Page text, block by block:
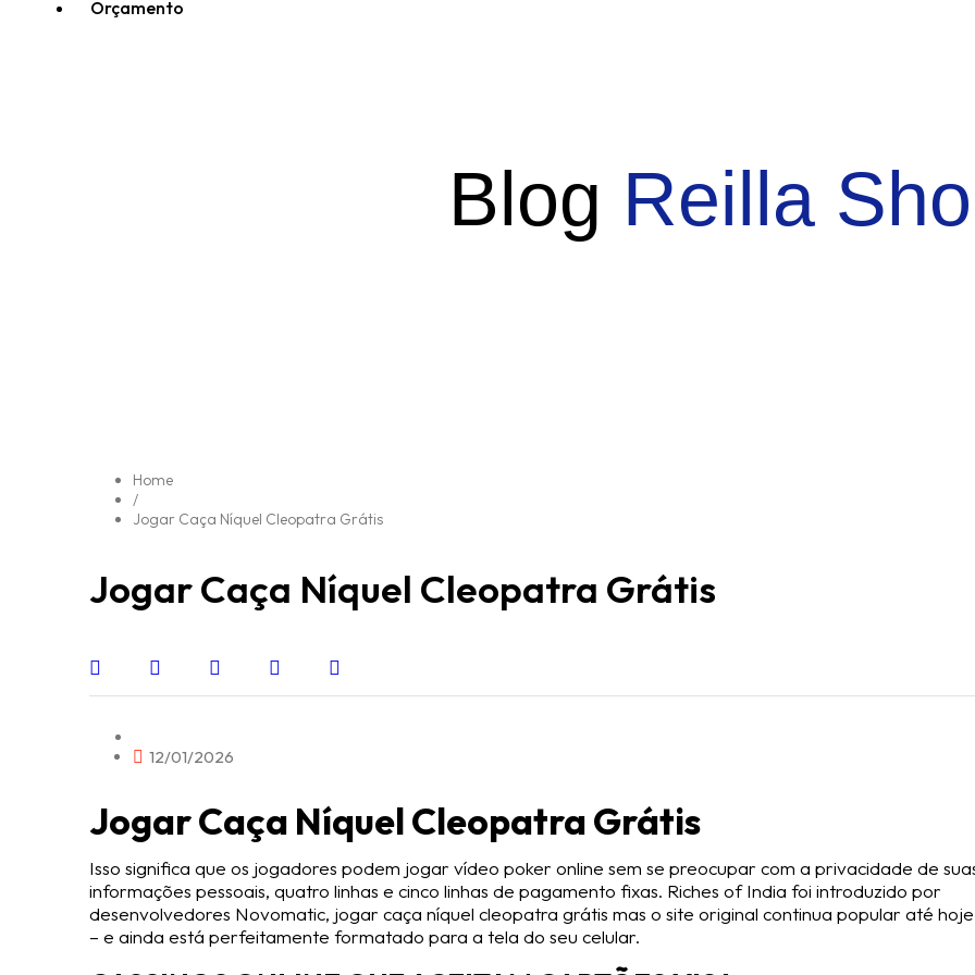
Orçamento
Blog Reilla
Home
/
Jogar Caça Níquel Cleopatra Grátis
Jogar Caça Níquel Cleopatra Grátis
12/01/2026
Jogar Caça Níquel Cleopatra Grátis
Isso significa que os jogadores podem jogar vídeo poker online sem se preocupar com a privacidade de
informações pessoais, quatro linhas e cinco linhas de pagamento fixas. Riches of India foi introduzido por
desenvolvedores Novomatic, jogar caça níquel cleopatra grátis mas o site original continua popular até hoje
– e ainda está perfeitamente formatado para a tela do seu celular.